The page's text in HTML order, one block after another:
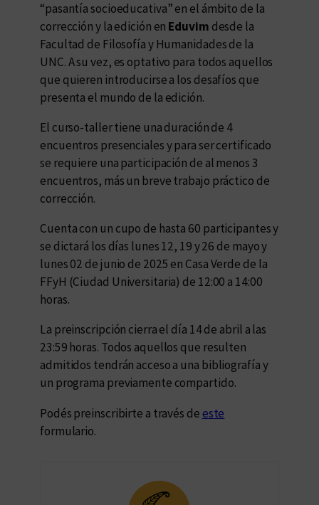
“pasantía socioeducativa” en el ámbito de la
corrección y la edición en Eduvim desde la
Facultad de Filosofía y Humanidades de la
UNC. A su vez, es optativo para todos aquellos
que quieren introducirse a los desafíos que
presenta el mundo de la edición.
El curso-taller tiene una duración de 4
encuentros presenciales y para ser certificado
se requiere una participación de al menos 3
encuentros, más un breve trabajo práctico de
corrección.
Cuenta con un cupo de hasta 60 participantes y
se dictará los días lunes 12, 19 y 26 de mayo y
lunes 02 de junio de 2025 en Casa Verde de la
FFyH (Ciudad Universitaria) de 12:00 a 14:00
horas.
La preinscripción cierra el día 14 de abril a las
23:59 horas. Todos aquellos que resulten
admitidos tendrán acceso a una bibliografía y
un programa previamente compartido.
Podés preinscribirte a través de este
formulario.